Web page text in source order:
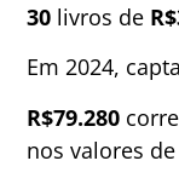
30 livros de
Em 2024,
R$79.280
nos valores de